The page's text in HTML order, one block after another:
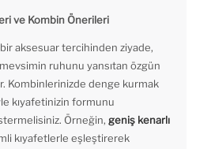
ve Kombin Önerileri
aksesuar tercihinden ziyade,
ruhunu yansıtan özgün
Kombinlerinizde denge kurmak
kıyafetinizin formunu
Örneğin, geniş kenarlı
kıyafetlerle eşleştirerek